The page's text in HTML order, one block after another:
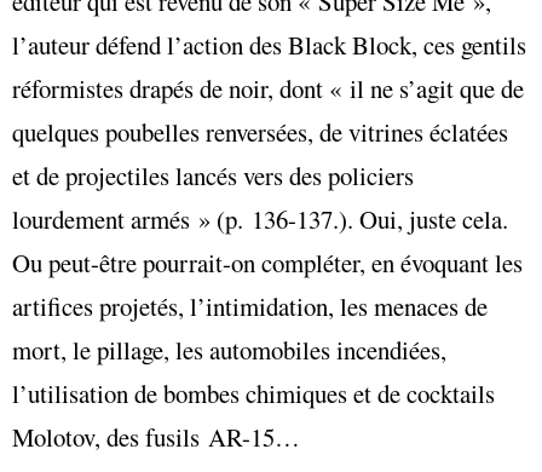
l’auteur défend l’action des Black Block, ces gentils
réformistes drapés de noir, dont « il ne s’agit que de
quelques poubelles renversées, de vitrines éclatées
et de projectiles lancés vers des policiers
lourdement armés » (p. 136-137.). Oui, juste cela.
Ou peut-être pourrait-on compléter, en évoquant les
artifices projetés, l’intimidation, les menaces de
mort, le pillage, les automobiles incendiées,
l’utilisation de bombes chimiques et de cocktails
Molotov, des fusils AR-15…